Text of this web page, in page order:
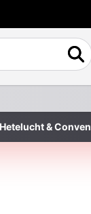
Hetelucht &